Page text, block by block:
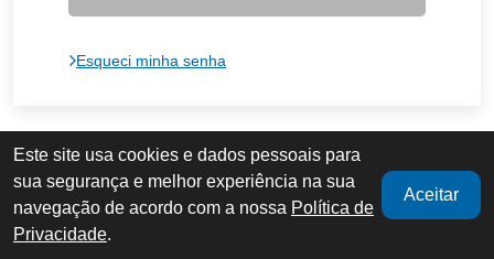
Este site usa cookies e dados pessoais para
sua segurança e melhor experiência na sua
navegação de acordo com a nossa Política de
Privacidade.
Aceitar
Esqueci minha senha